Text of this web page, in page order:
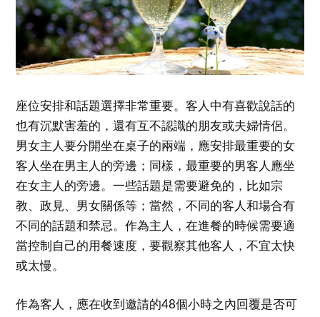
座位安排和話題選擇非常重要。客人中有喜歡說話的
也有沉默害羞的，還有互不認識的朋友或夫婦情侶。
男女主人要分開坐在桌子的兩端，應安排最重要的女
客人坐在男主人的旁邊；同樣，最重要的男客人應坐
在女主人的旁邊。一些話題是需要避免的，比如宗
教、政見、男女關係等；當然，不同的客人和場合有
不同的話題和禁忌。作為主人，在進餐的時候需要適
當控制自己的用餐速度，要觀察其他客人，不宜太快
或太慢。
作為客人，應在收到邀請的48個小時之內回覆是否可